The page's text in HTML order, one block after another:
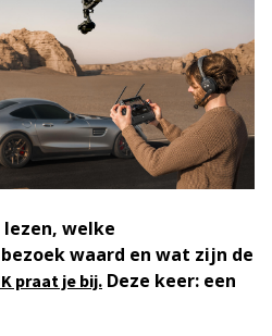
welke
waard en wat zijn de
praat je bij. Deze keer: een